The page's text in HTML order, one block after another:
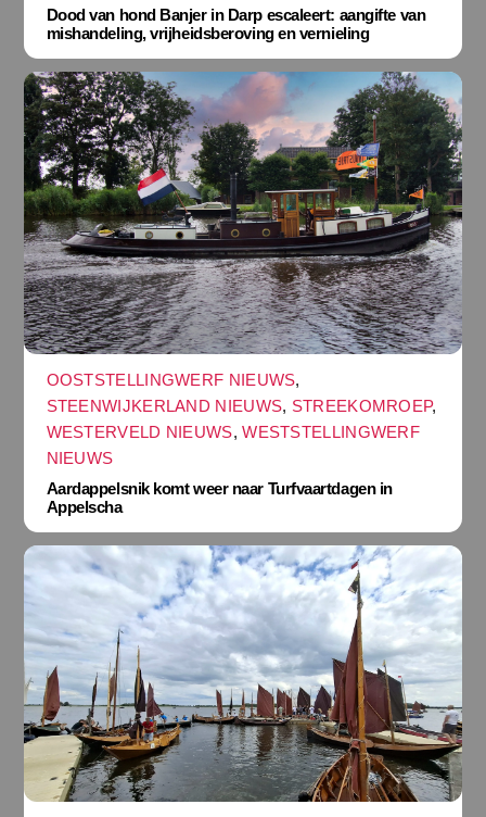
Dood van hond Banjer in Darp escaleert: aangifte van
mishandeling, vrijheidsberoving en vernieling
OOSTSTELLINGWERF NIEUWS,
STEENWIJKERLAND NIEUWS, STREEKOMROEP,
WESTERVELD NIEUWS,WESTSTELLINGWERF
NIEUWS
Aardappelsnik komt weer naar Turfvaartdagen in
Appelscha